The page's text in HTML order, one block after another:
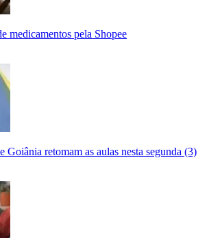
medicamentos pela Shopee
Goiânia retomam as aulas nesta segunda (3)